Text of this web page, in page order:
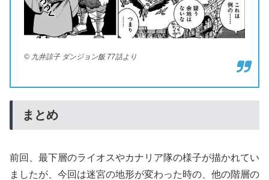
© 九井諒子 ダンジョン飯 77話より
まとめ
前回、最下層のライオスやカナリア隊の様子が描かれてい
ましたが、今回は迷宮の地形が変わった時の、他の階層の